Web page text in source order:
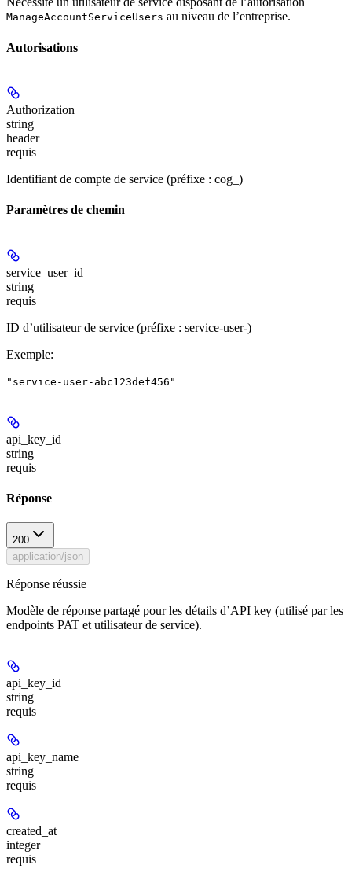
ManageAccountServiceUsers au niveau de l’entreprise.
Autorisations
Authorization
string
header
requis
Identifiant de compte de service (préfixe : cog_)
Paramètres de chemin
service_user_id
string
requis
ID d’utilisateur de service (préfixe : service-user-)
Exemple:
"service-user-abc123def456"
api_key_id
string
requis
Réponse
200
application/json
Réponse réussie
Modèle de réponse partagé pour les détails d’API key (utilisé par les
endpoints PAT et utilisateur de service).
api_key_id
string
requis
api_key_name
string
requis
created_at
integer
requis